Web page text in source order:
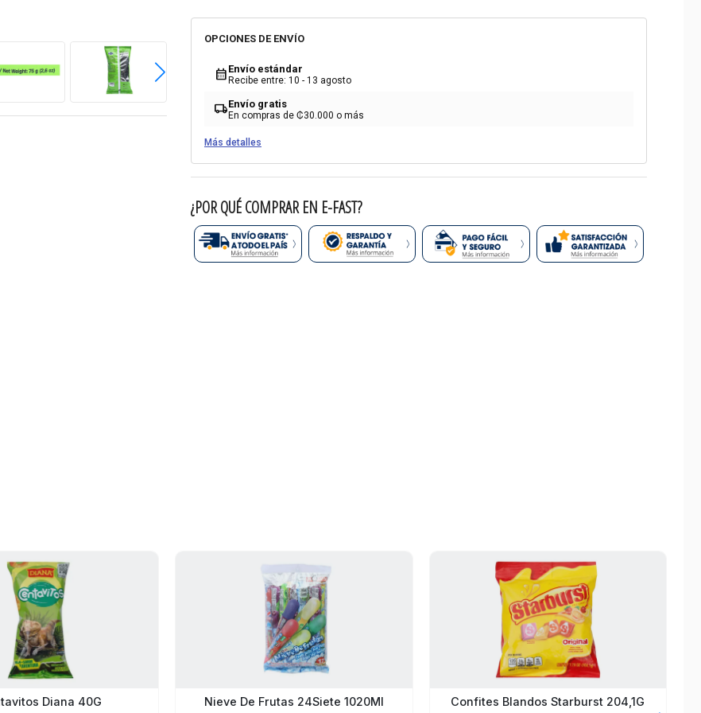
OPCIONES DE ENVÍO
calendar_month Envío estándar
Recibe entre: 10 - 13 agosto
local_shippingEnvío gratis
En compras de ₡30.000 o más
Más detalles
¿POR QUÉ COMPRAR EN E-FAST?
Diana 40G Nieve De Frutas 24Siete 1020Ml Confites Blandos Starburst 204,1G